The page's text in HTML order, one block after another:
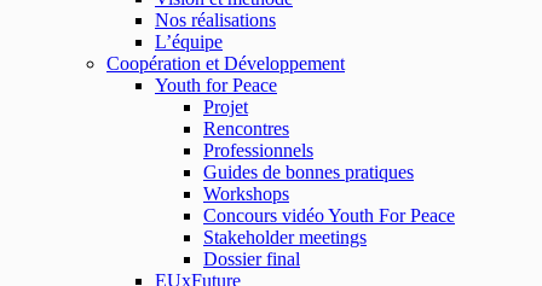
Nos réalisations
L’équipe
Coopération et Développement
Youth for Peace
Projet
Rencontres
Professionnels
Guides de bonnes pratiques
Workshops
Concours vidéo Youth For Peace
Stakeholder meetings
Dossier final
EUxFuture